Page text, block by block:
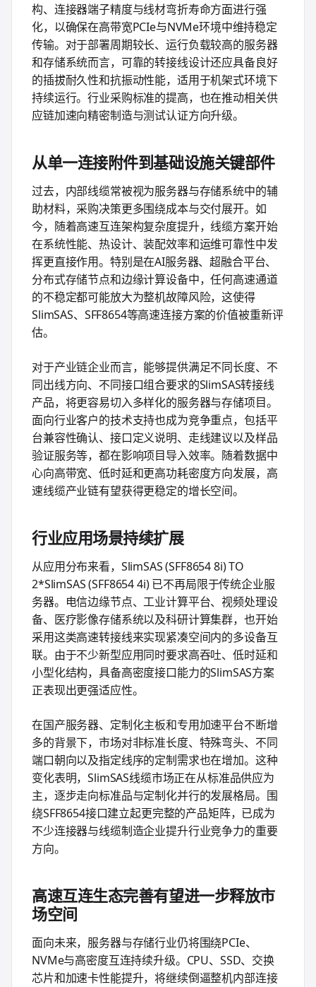
构、连接器端子精度与线材弯折寿命方面进行强
化，以确保在高带宽PCIe与NVMe环境中维持稳定
传输。对于部署周期较长、运行负载较高的服务器
和存储系统而言，可靠的转接线设计还应具备良好
的插拔耐久性和抗振动性能，适用于机架式环境下
持续运行。行业采购标准的提高，也在推动相关供
应链加速向精密制造与测试认证方向升级。
从单一连接附件到基础设施关键部件
过去，内部线缆常被视为服务器与存储系统中的辅
助材料，采购决策更多围绕成本与交付展开。如
今，随着高速互连架构复杂度提升，线缆方案开始
在系统性能、热设计、装配效率和运维可靠性中发
挥更直接作用。特别是在AI服务器、超融合平台、
分布式存储节点和边缘计算设备中，任何高速通道
的不稳定都可能放大为整机故障风险，这使得
SlimSAS、SFF8654等高速连接方案的价值被重新评
估。
对于产业链企业而言，能够提供满足不同长度、不
同出线方向、不同接口组合要求的SlimSAS转接线
产品，将更容易切入多样化的服务器与存储项目。
面向行业客户的技术支持也成为竞争重点，包括平
台兼容性确认、接口定义说明、走线建议以及样品
验证服务等，都在影响项目导入效率。随着数据中
心向高带宽、低时延和更高功耗密度方向发展，高
速线缆产业链有望获得更稳定的增长空间。
行业应用场景持续扩展
从应用分布来看，SlimSAS (SFF8654 8i) TO
2*SlimSAS (SFF8654 4i) 已不再局限于传统企业服
务器。电信边缘节点、工业计算平台、视频处理设
备、医疗影像存储系统以及科研计算集群，也开始
采用这类高速转接线来实现紧凑空间内的多设备互
联。由于不少新型应用同时要求高吞吐、低时延和
小型化结构，具备高密度接口能力的SlimSAS方案
正表现出更强适应性。
在国产服务器、定制化主板和专用加速平台不断增
多的背景下，市场对非标准长度、特殊弯头、不同
端口朝向以及指定线序的定制需求也在增加。这种
变化表明，SlimSAS线缆市场正在从标准品供应为
主，逐步走向标准品与定制化并行的发展格局。围
绕SFF8654接口建立起更完整的产品矩阵，已成为
不少连接器与线缆制造企业提升行业竞争力的重要
方向。
高速互连生态完善有望进一步释放市
场空间
面向未来，服务器与存储行业仍将围绕PCIe、
NVMe与高密度互连持续升级。CPU、SSD、交换
芯片和加速卡性能提升，将继续倒逼整机内部连接